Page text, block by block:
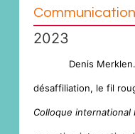
2023
Denis
désaffiliation, le fil
Colloque